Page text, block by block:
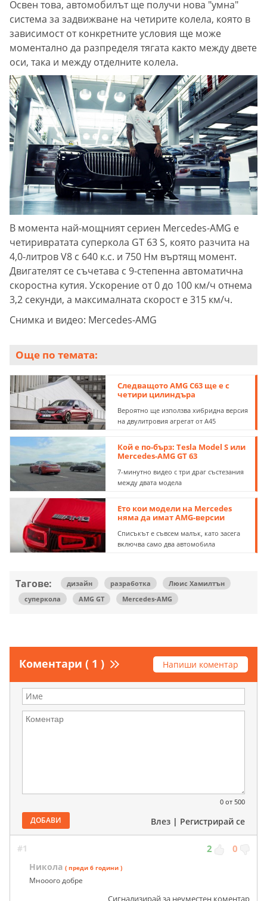
Освен това, автомобилът ще получи нова "умна"
система за задвижване на четирите колела, която в
зависимост от конкретните условия ще може
моментално да разпределя тягата както между двете
оси, така и между отделните колела.
В момента най-мощният сериен Mercedes-AMG е
четиривратата суперкола GT 63 S, която разчита на
4,0-литров V8 с 640 к.с. и 750 Нм въртящ момент.
Двигателят се съчетава с 9-степенна автоматична
скоростна кутия. Ускорение от 0 до 100 км/ч отнема
3,2 секунди, а максималната скорост е 315 км/ч.
Снимка и видео: Mercedes-AMG
Още по темата:
Следващото AMG C63 ще е с
четири цилиндъра
Вероятно ще използва хибридна версия
на двулитровия агрегат от А45
Кой е по-бърз: Tesla Model S или
Mercedes-AMG GT 63
7-минутно видео с три драг състезания
между двата модела
Ето кои модели на Mercedes
няма да имат AMG-версии
Списъкът е съвсем малък, като засега
включва само два автомобила
Тагове: дизайн разработка
Люис Хамилтън
суперкола
AMG GT Mercedes-AMG
Коментари ( 1 ) Напиши коментар
0 от 500
ДОБАВИ Влез | Регистрирай се
#1 2 0
Никола ( преди 6 години )
Мнооого добре
Сигнализирай за неуместен коментар